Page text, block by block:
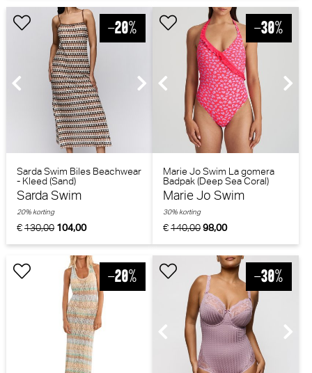
Sarda Swim Biles Beachwear
- Kleed (Sand)
Sarda Swim
€130,00 104,00
20% korting
Marie Jo Swim La gomera
Badpak (Deep Sea Coral)
Marie Jo Swim
€140,0098,00
30% korting